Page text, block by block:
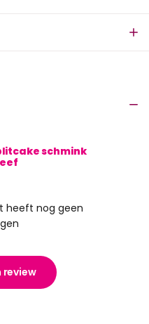
schmink
heeft nog geen
review